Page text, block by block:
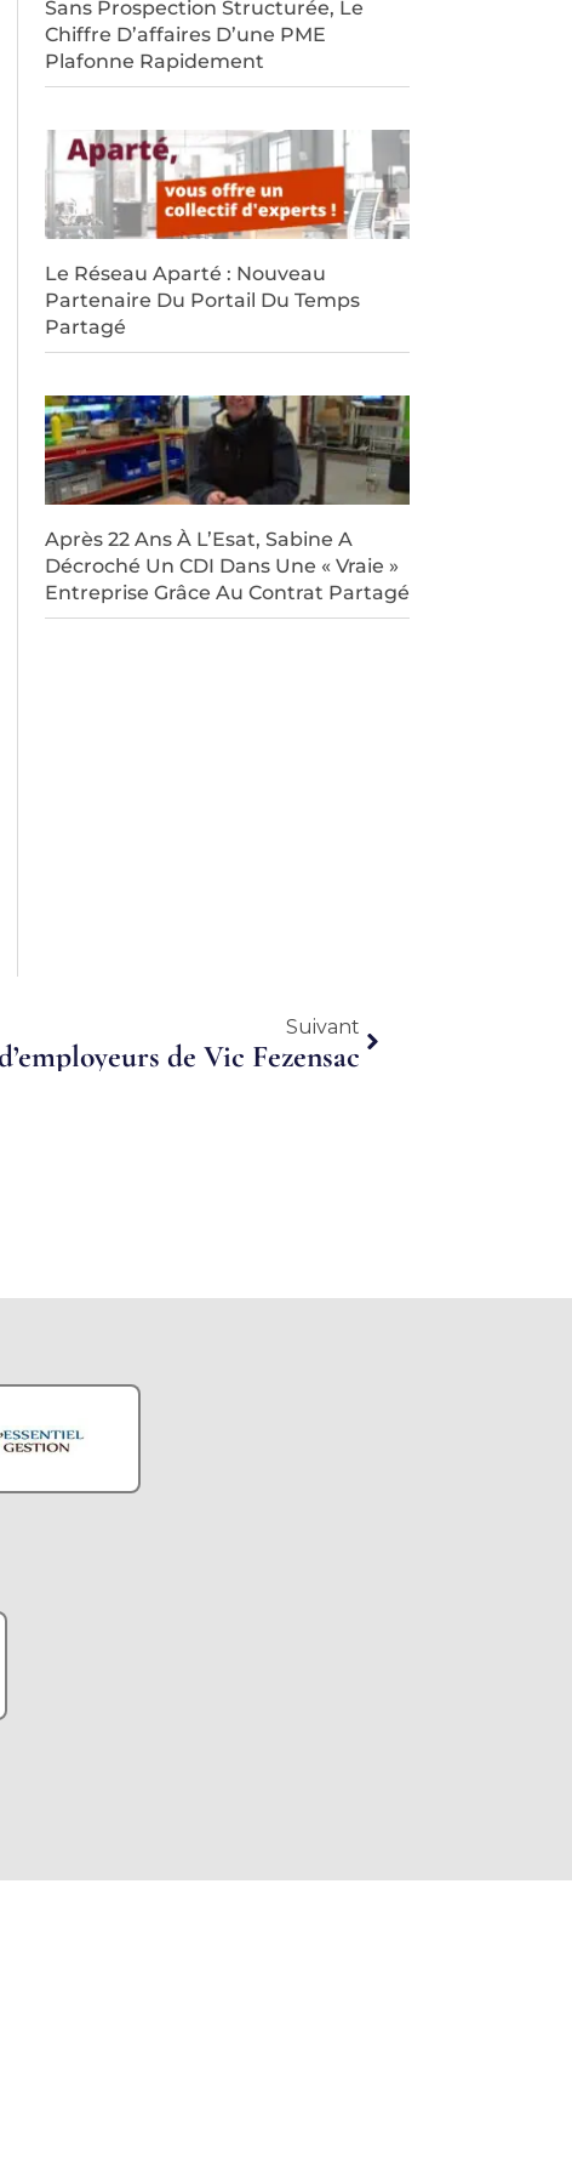
Sans Prospection Structurée, Le
Chiffre D’affaires D’une PME
Plafonne Rapidement
Le Réseau Aparté : Nouveau
Partenaire Du Portail Du Temps
Partagé
Après 22 Ans À L’Esat, Sabine A
Décroché Un CDI Dans Une « Vraie »
Entreprise Grâce Au Contrat Partagé
Suivant
de Vic Fezensac